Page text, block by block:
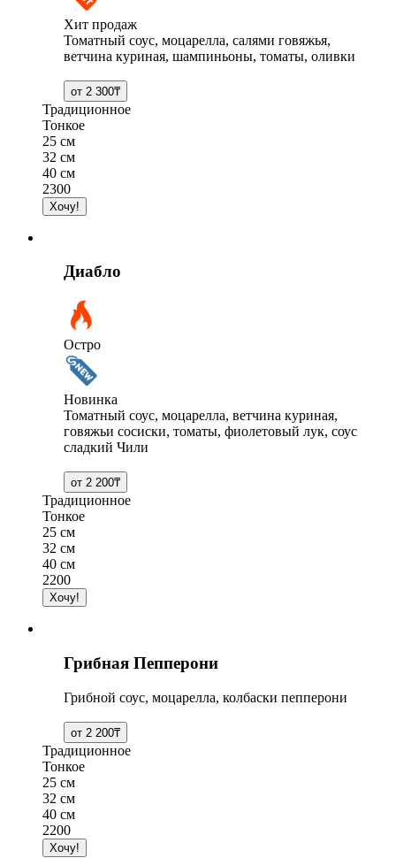
Хит продаж
Томатный соус, моцарелла, салями говяжья,
ветчина куриная, шампиньоны, томаты, оливки
Традиционное
Тонкое
25 см
32 см
40 см
2300
Диабло
Остро
Новинка
Томатный соус, моцарелла, ветчина куриная,
говяжьи сосиски, томаты, фиолетовый лук, соус
сладкий Чили
Традиционное
Тонкое
25 см
32 см
40 см
2200
Грибная Пепперони
Грибной соус, моцарелла, колбаски пепперони
Традиционное
Тонкое
25 см
32 см
40 см
2200